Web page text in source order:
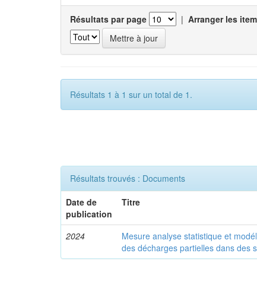
Résultats par page | Arranger les
Résultats 1 à 1 sur un total de 1.
Résultats trouvés : Documents
Date de
publication
Titre
2024
Mesure analyse statistique et
des décharges partielles dans des